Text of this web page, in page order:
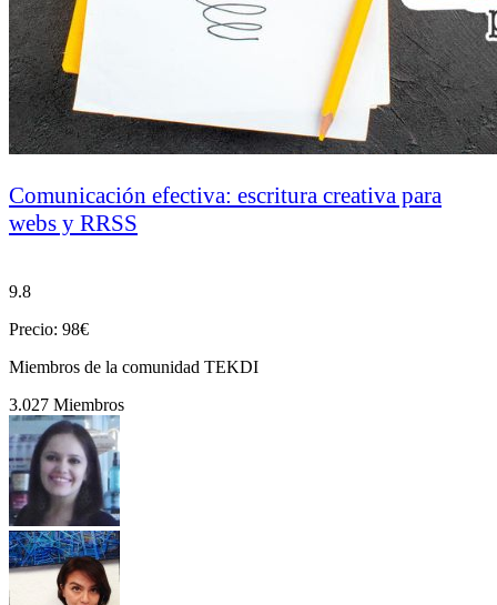
Comunicación efectiva: escritura creativa para
webs y RRSS
9.8
Precio: 98€
Miembros de la comunidad TEKDI
3.027 Miembros